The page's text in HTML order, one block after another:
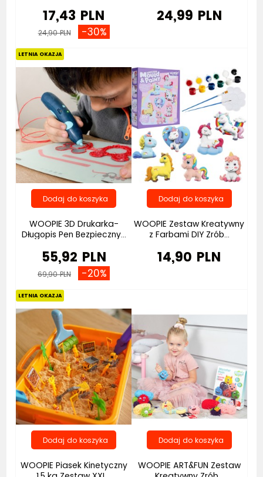
17,43 PLN
24,90 PLN -30%
24,99 PLN
LETNIA OKAZJA
WOOPIE 3D Drukarka-
Długopis Pen Bezpieczny...
55,92 PLN
69,90 PLN -20%
WOOPIE Zestaw Kreatywny
z Farbami DIY Zrób...
14,90 PLN
LETNIA OKAZJA
WOOPIE Piasek Kinetyczny
WOOPIE ART&FUN Zestaw